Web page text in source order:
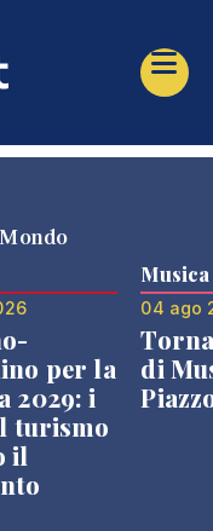
Mondo
per la
2029: i
turismo
il
Musica
04 ago
di